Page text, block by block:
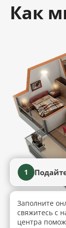
Как
1
Заполните
свяжитесь с
центра